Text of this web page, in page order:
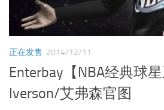
正在发售 2014/12/11
Enterbay【NBA经典球
Iverson/艾弗森官图